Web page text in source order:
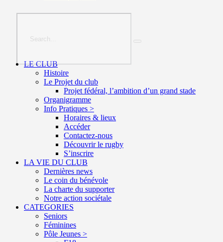
LE CLUB
Histoire
Le Projet du club
Projet fédéral, l’ambition d’un grand stade
Organigramme
Info Pratiques >
Horaires & lieux
Accéder
Contactez-nous
Découvrir le rugby
S’inscrire
LA VIE DU CLUB
Dernières news
Le coin du bénévole
La charte du supporter
Notre action sociétale
CATEGORIES
Seniors
Féminines
Pôle Jeunes >